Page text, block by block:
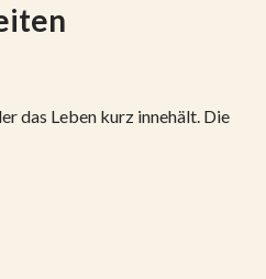
das Leben kurz innehält. Die